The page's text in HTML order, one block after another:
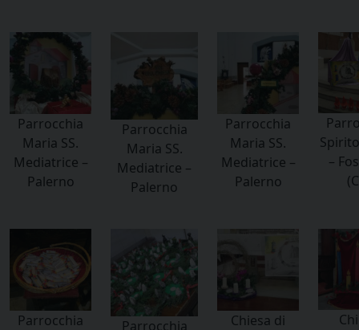
Parrocchia
Maria SS.
Mediatrice –
Palerno
Parrocchia
Maria SS.
Mediatrice –
Palerno
Parrocchia
Maria SS.
Mediatrice –
Palerno
–
Parrocchia Parrocchia Chiesa di